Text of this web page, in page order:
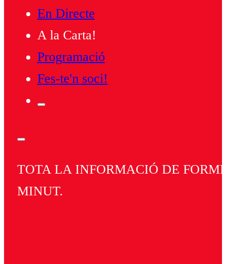
En Directe
A la Carta!
Programació
Fes-te'n soci!
TOTA LA INFORMACIÓ DE
MINUT.